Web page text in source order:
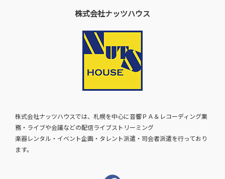
株式会社ナッツハウス
株式会社ナッツハウスでは、札幌を中心に音響ＰＡ＆レコーディング業
務・ライブや会議などの配信ライブストリーミング
楽器レンタル・イベント企画・タレント派遣・司会者派遣を行っており
ます。